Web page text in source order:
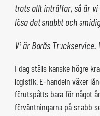
trots allt inträffar, så är
lösa det snabbt och
Vi är Borås Truckservice.
I dag ställs kanske högre
logistik. E-handeln växer
förutspåtts bara för något
förväntningarna på snabb